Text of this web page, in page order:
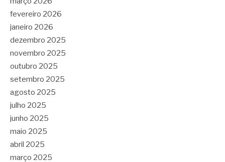
fevereiro 2026
janeiro 2026
dezembro 2025
novembro 2025
outubro 2025
setembro 2025
agosto 2025
julho 2025
junho 2025
maio 2025
abril 2025
março 2025